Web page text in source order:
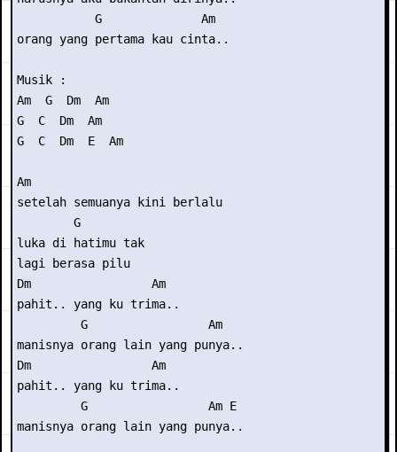
           G              Am
orang yang pertama kau cinta..
Musik :
Am  G  Dm  Am
G  C  Dm  Am
G  C  Dm  E  Am
Am
setelah semuanya kini berlalu
        G
luka di hatimu tak
lagi berasa pilu
Dm                 Am
pahit.. yang ku trima..
         G                 Am
manisnya orang lain yang punya..
Dm                 Am
pahit.. yang ku trima..
         G                 Am E
manisnya orang lain yang punya..